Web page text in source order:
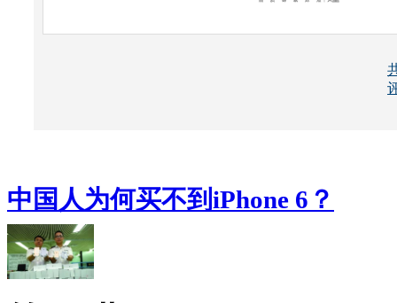
中国人为何买不到iPhone 6？